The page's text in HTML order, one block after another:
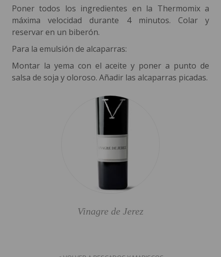
Poner todos los ingredientes en la Thermomix a
máxima velocidad durante 4 minutos. Colar y
reservar en un biberón.
Para la emulsión de alcaparras:
Montar la yema con el aceite y poner a punto de
salsa de soja y oloroso. Añadir las alcaparras picadas.
Vinagre de Jerez